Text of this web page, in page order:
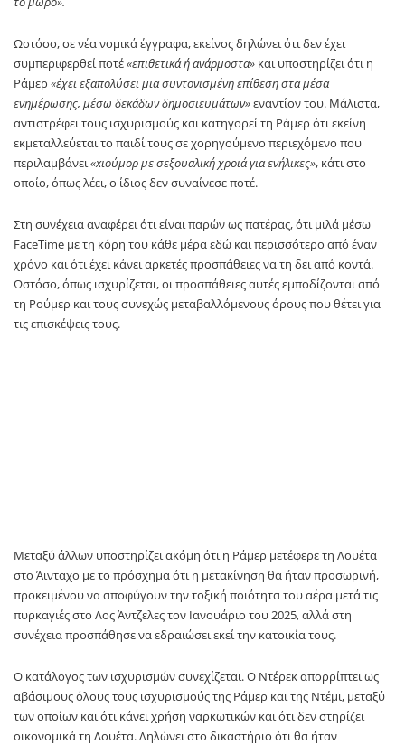
Ωστόσο, σε νέα νομικά έγγραφα, εκείνος δηλώνει ότι δεν έχει
συμπεριφερθεί ποτέ«επιθετικά ή ανάρμοστα» και υποστηρίζει ότι η
Ράμερ «έχει εξαπολύσει μια συντονισμένη επίθεση στα μέσα
ενημέρωσης, μέσω δεκάδων δημοσιευμάτων»εναντίον του. Μάλιστα,
αντιστρέφει τους ισχυρισμούς και κατηγορεί τη Ράμερ ότι εκείνη
εκμεταλλεύεται το παιδί τους σε χορηγούμενο περιεχόμενο που
περιλαμβάνει«xιούμορ με σεξουαλική χροιά για ενήλικες», κάτι στο
οποίο, όπως λέει, ο ίδιος δεν συναίνεσε ποτέ.
Στη συνέχεια αναφέρει ότι είναι παρών ως πατέρας, ότι μιλά μέσω
FaceTime με τη κόρη του κάθε μέρα εδώ και περισσότερο από έναν
χρόνο και ότι έχει κάνει αρκετές προσπάθειες να τη δει από κοντά.
Ωστόσο, όπως ισχυρίζεται, οι προσπάθειες αυτές εμποδίζονται από
τη Ρούμερ και τους συνεχώς μεταβαλλόμενους όρους που θέτει για
τις επισκέψεις τους.
Μεταξύ άλλων υποστηρίζει ακόμη ότι η Ράμερ μετέφερε τη Λουέτα
στο Άινταχο με το πρόσχημα ότι η μετακίνηση θα ήταν προσωρινή,
προκειμένου να αποφύγουν την τοξική ποιότητα του αέρα μετά τις
πυρκαγιές στο Λος Άντζελες τον Ιανουάριο του 2025, αλλά στη
συνέχεια προσπάθησε να εδραιώσει εκεί την κατοικία τους.
Ο κατάλογος των ισχυρισμών συνεχίζεται. Ο Ντέρεκ απορρίπτει ως
αβάσιμους όλους τους ισχυρισμούς της Ράμερ και της Ντέμι, μεταξύ
των οποίων και ότι κάνει χρήση ναρκωτικών και ότι δεν στηρίζει
οικονομικά τη Λουέτα. Δηλώνει στο δικαστήριο ότι θα ήταν